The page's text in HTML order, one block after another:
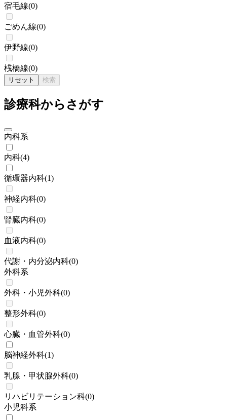
宿毛線(0)
ごめん線(0)
伊野線(0)
桟橋線(0)
リセット 検索
診療科からさがす
内科系
内科(4)
循環器内科(1)
神経内科(0)
腎臓内科(0)
血液内科(0)
代謝・内分泌内科(0)
外科系
外科・小児外科(0)
整形外科(0)
心臓・血管外科(0)
脳神経外科(1)
乳腺・甲状腺外科(0)
リハビリテーション科(0)
小児科系